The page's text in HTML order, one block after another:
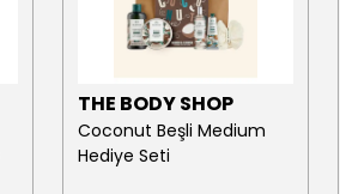
THE BODY SHOP
Coconut Beşli Medium
Hediye Seti